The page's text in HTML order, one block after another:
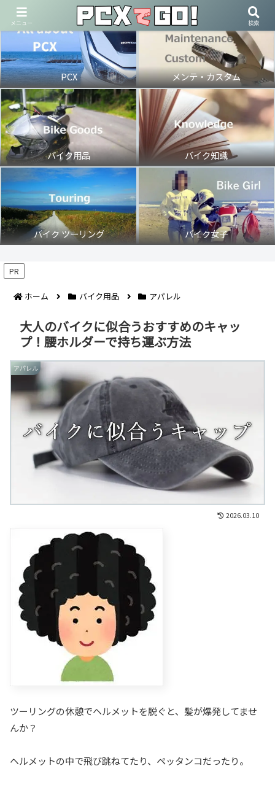
PCX メンテ・カスタム
バイク用品 バイク知識
バイク ツーリング バイク女子
PR
ホーム バイク用品 アパレル
大人のバイクに似合うおすすめのキャッ
プ！腰ホルダーで持ち運ぶ方法
アパレル
2026.03.10
ツーリングの休憩でヘルメットを脱ぐと、髪が爆発してませ
んか？
ヘルメットの中で飛び跳ねてたり、ペッタンコだったり。
メニュー 検索